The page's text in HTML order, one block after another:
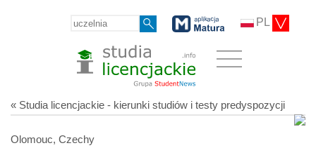
PL
« Studia licencjackie - kierunki studiów i testy predyspozycji
Olomouc, Czechy